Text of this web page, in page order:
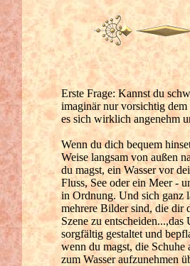
Erste Frage: Kannst du
imaginär nur vorsichtig dem
es sich wirklich angenehm
Wenn du dich bequem
Weise langsam von außen
du magst, ein Wasser vor
Fluss, See oder ein Meer -
in Ordnung. Und sich ganz
mehrere Bilder sind, die dir
Szene zu
sorgfältig gestaltet und
wenn du magst, die
zum Wasser aufzunehmen